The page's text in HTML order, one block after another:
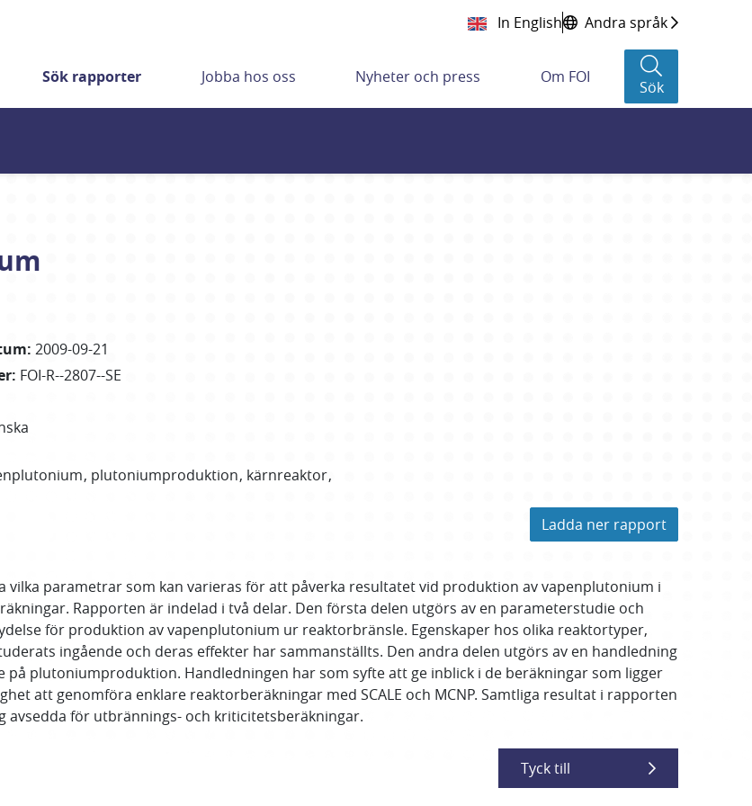
In English Andra språk
Sök rapporter Jobba hos oss Nyheter och press Om FOI
Sök
: 2009-09-21
: FOI-R--2807--SE
plutoniumproduktion kärnreaktor
Ladda ner rapport
parametrar som kan varieras för att påverka resultatet vid produktion av vapenplutonium i
Rapporten är indelad i två delar. Den första delen utgörs av en parameterstudie och
för produktion av vapenplutonium ur reaktorbränsle. Egenskaper hos olika reaktortyper,
ingående och deras effekter har sammanställts. Den andra delen utgörs av en handledning
plutoniumproduktion. Handledningen har som syfte att ge inblick i de beräkningar som ligger
att genomföra enklare reaktorberäkningar med SCALE och MCNP. Samtliga resultat i rapporten
för utbrännings- och kriticitetsberäkningar.
Tyck till